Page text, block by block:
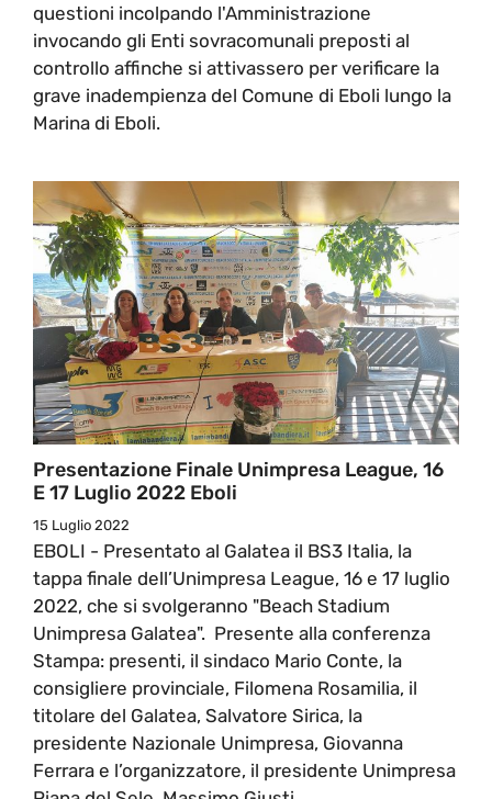
questioni incolpando l'Amministrazione
invocando gli Enti sovracomunali preposti al
controllo affinche si attivassero per verificare la
grave inadempienza del Comune di Eboli lungo la
Marina di Eboli.
Presentazione Finale Unimpresa League, 16
E 17 Luglio 2022 Eboli
15 Luglio 2022
EBOLI - Presentato al Galatea il BS3 Italia, la
tappa finale dell’Unimpresa League, 16 e 17 luglio
2022, che si svolgeranno "Beach Stadium
Unimpresa Galatea". Presente alla conferenza
Stampa: presenti, il sindaco Mario Conte, la
consigliere provinciale, Filomena Rosamilia, il
titolare del Galatea, Salvatore Sirica, la
presidente Nazionale Unimpresa, Giovanna
Ferrara e l’organizzatore, il presidente Unimpresa